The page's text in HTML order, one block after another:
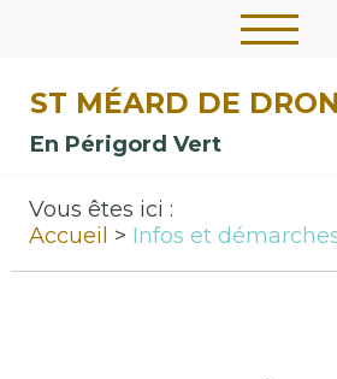
ST MÉARD DE
En Périgord Vert
Vous êtes ici :
Accueil
Infos et